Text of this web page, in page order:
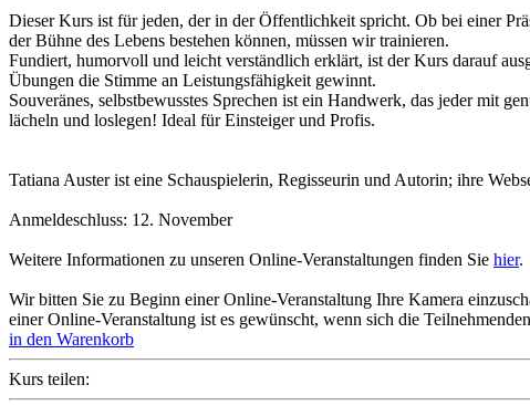
Dieser Kurs ist für jeden, der in der Öffentlichkeit spricht. Ob bei einer
der Bühne des Lebens bestehen können, müssen wir trainieren.
Fundiert, humorvoll und leicht verständlich erklärt, ist der Kurs darauf
Übungen die Stimme an Leistungsfähigkeit gewinnt.
Souveränes, selbstbewusstes Sprechen ist ein Handwerk, das jeder mit
lächeln und loslegen! Ideal für Einsteiger und Profis.
Tatiana Auster ist eine Schauspielerin, Regisseurin und Autorin; ihre
Anmeldeschluss: 12. November
Weitere Informationen zu unseren Online-Veranstaltungen finden Sie hier.
Wir bitten Sie zu Beginn einer Online-Veranstaltung Ihre Kamera
einer Online-Veranstaltung ist es gewünscht, wenn sich die
in den Warenkorb
Kurs teilen: